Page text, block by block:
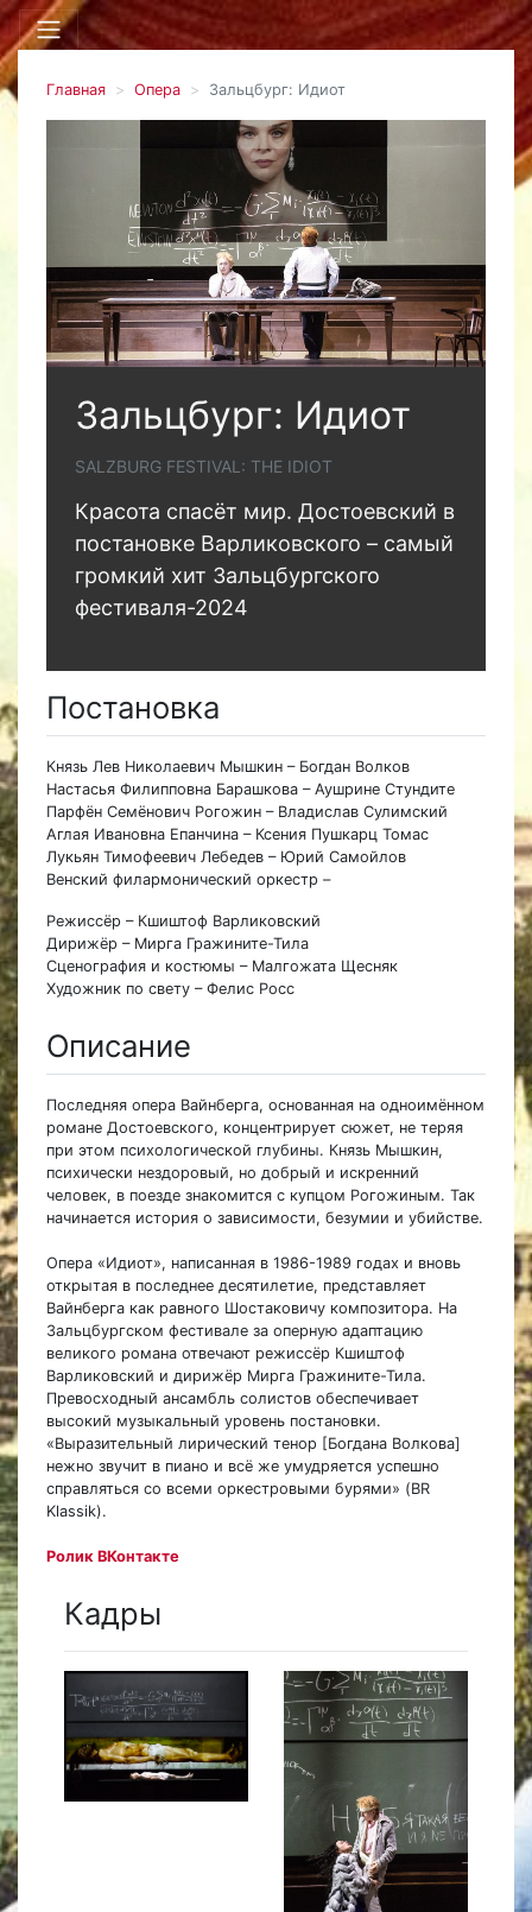
Главная Опера Зальцбург: Идиот
Зальцбург: Идиот
SALZBURG FESTIVAL: THE IDIOT
Красота спасёт мир. Достоевский в
постановке Варликовского – самый
громкий хит Зальцбургского
фестиваля-2024
Постановка
Князь Лев Николаевич Мышкин – Богдан Волков
Настасья Филипповна Барашкова – Аушрине Стундите
Парфён Семёнович Рогожин – Владислав Сулимский
Аглая Ивановна Епанчина – Ксения Пушкарц Томас
Лукьян Тимофеевич Лебедев – Юрий Самойлов
Венский филармонический оркестр –
Режиссёр – Кшиштоф Варликовский
Дирижёр – Мирга Гражините-Тила
Сценография и костюмы – Малгожата Щесняк
Художник по свету – Фелис Росс
Описание
Последняя опера Вайнберга, основанная на одноимённом
романе Достоевского, концентрирует сюжет, не теряя
при этом психологической глубины. Князь Мышкин,
психически нездоровый, но добрый и искренний
человек, в поезде знакомится с купцом Рогожиным. Так
начинается история о зависимости, безумии и убийстве.
Опера «Идиот», написанная в 1986-1989 годах и вновь
открытая в последнее десятилетие, представляет
Вайнберга как равного Шостаковичу композитора. На
Зальцбургском фестивале за оперную адаптацию
великого романа отвечают режиссёр Кшиштоф
Варликовский и дирижёр Мирга Гражините-Тила.
Превосходный ансамбль солистов обеспечивает
высокий музыкальный уровень постановки.
«Выразительный лирический тенор [Богдана Волкова]
нежно звучит в пиано и всё же умудряется успешно
справляться со всеми оркестровыми бурями» (BR
Klassik).
Ролик ВКонтакте
Кадры